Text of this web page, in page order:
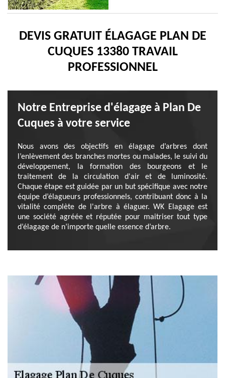
DEVIS GRATUIT ÉLAGAGE PLAN DE
CUQUES 13380 TRAVAIL
PROFESSIONNEL
Notre Entreprise d'élagage à Plan De
Cuques à votre service
Nous avons des objectifs en élagage d’arbres dont
l’enlèvement des branches mortes ou malades, le suivi du
développement, la formation des bourgeons et le
traitement de la circulation d'air et de luminosité.
Chaque étape est guidée par un but spécifique avec notre
équipe d’élagueurs professionnels, contribuant donc à la
vitalité complète de l'arbre à élaguer. WK Elagage est
une société agréée et réputée pour maitriser tout type
d’élagage de n’importe quelle essence d’arbre.